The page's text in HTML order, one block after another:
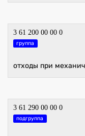
3 61 200 00 00 0
группа
отходы при
3 61 290 00 00 0
подгруппа